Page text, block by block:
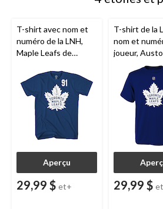
T-shirt avec nom et
numéro de la LNH,
Maple Leafs de
Tavares
Aperçu
29,99 $ et+
T-shirt de la
nom et
joueur,
Matthews
Leafs de
jeunes,
29,99 $